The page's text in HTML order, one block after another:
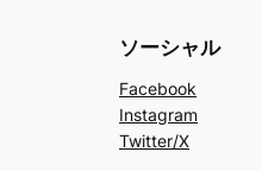
ソーシャル
Facebook
Instagram
Twitter/X